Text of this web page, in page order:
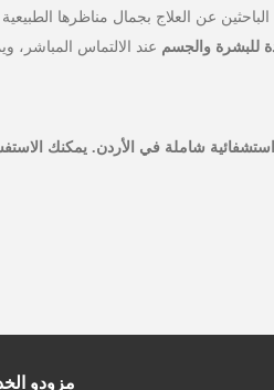
عن العلاج بجمال مناظرها
للبشرة والجسم عند الالتماس
شاملة في الأردن. يمكنك
مزودو